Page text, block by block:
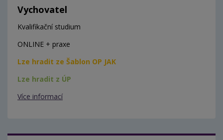
Vychovatel
Kvalifikační studium
ONLINE + praxe
Lze hradit ze Šablon OP JAK
Lze hradit z ÚP
Více informací